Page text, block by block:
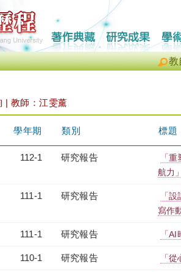
教
| 教師：江雯薰
學年期 類別 標題
112-1 研究報告
「
航力
111-1 研究報告
「
寫作
111-1 研究報告 「
110-1 研究報告 「